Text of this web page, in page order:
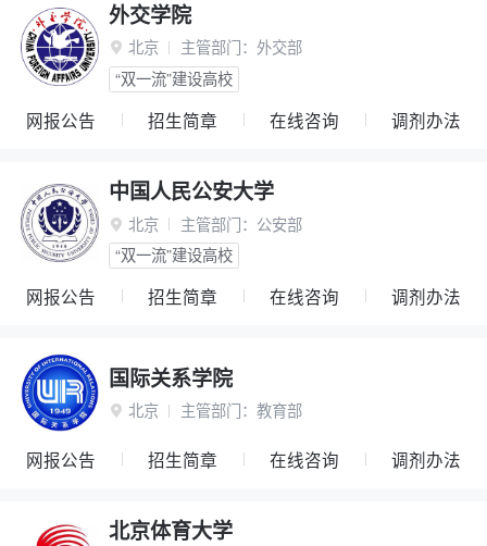
外交学院
 北京 主管部门： 外交部
“双一流”建设高校
网报公告 招生简章 在线咨询 调剂办法
中国人民公安大学
 北京 主管部门： 公安部
“双一流”建设高校
网报公告 招生简章 在线咨询 调剂办法
国际关系学院
 北京 主管部门： 教育部
网报公告 招生简章 在线咨询 调剂办法
北京体育大学